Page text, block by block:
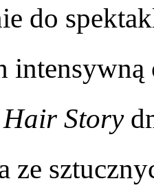
do
Hair Story
ze